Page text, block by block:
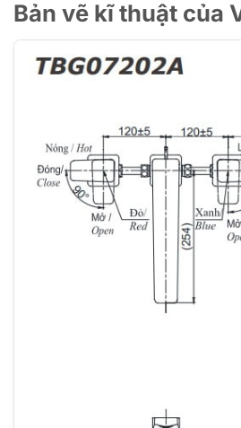
Bản vẽ kĩ thuật của